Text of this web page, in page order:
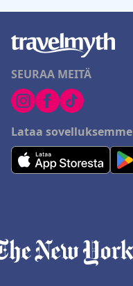
SEURAA MEITÄ
Lataa sovelluksemme